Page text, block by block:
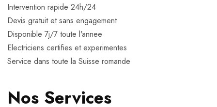
Intervention rapide 24h/24
Devis gratuit et sans engagement
Disponible 7j/7 toute l'annee
Electriciens certifies et experimentes
Service dans toute la Suisse romande
Nos Services